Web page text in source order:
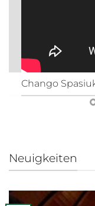
Chango Spasiuk
Neuigkeiten